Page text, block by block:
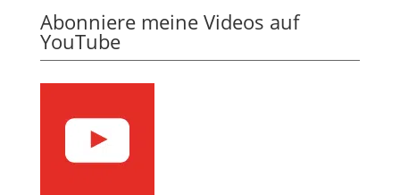
Abonniere meine Videos auf
YouTube